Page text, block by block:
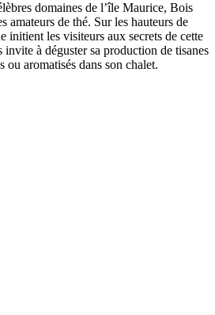
domaines de l’île Maurice, Bois
amateurs de thé. Sur les hauteurs de
initient les visiteurs aux secrets de cette
à déguster sa production de tisanes
ou aromatisés dans son chalet.